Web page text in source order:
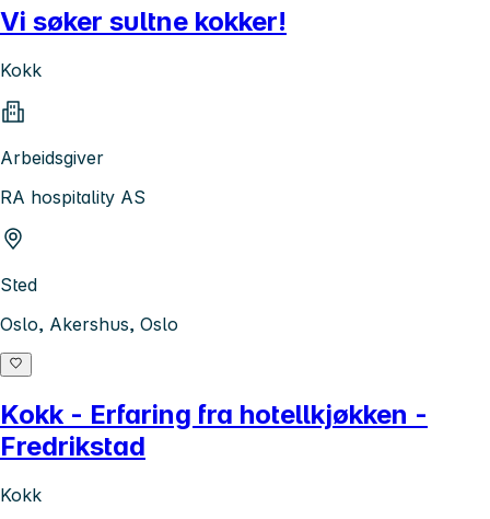
Vi søker sultne kokker!
Kokk
Arbeidsgiver
RA hospitality AS
Sted
Oslo, Akershus, Oslo
Kokk - Erfaring fra hotellkjøkken -
Fredrikstad
Kokk